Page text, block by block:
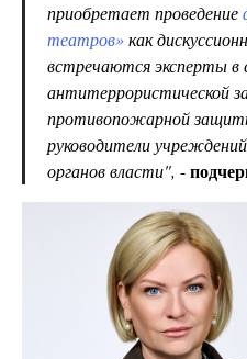
приобретает проведение
театров»как
встречаются эксперты в
антитеррористической
противопожарной
руководители
органов власти", -